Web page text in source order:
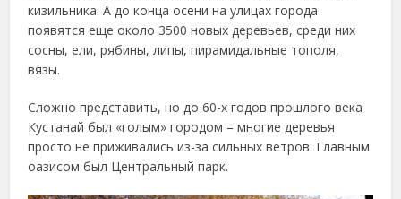
кизильника. А до конца осени на улицах города
появятся еще около 3500 новых деревьев, среди них
сосны, ели, рябины, липы, пирамидальные тополя,
вязы.
Сложно представить, но до 60-х годов прошлого века
Кустанай был «голым» городом – многие деревья
просто не приживались из-за сильных ветров. Главным
оазисом был Центральный парк.